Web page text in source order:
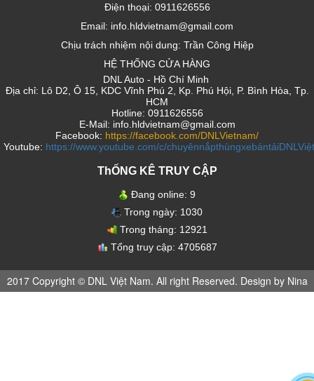
Điện thoại: 0911626556
Email: info.hldvietnam@gmail.com
Chịu trách nhiệm nội dung: Trần Công Hiệp
HỆ THỐNG CỬA HÀNG
DNL Auto - Hồ Chí Minh
Địa chỉ: Lô D2, Ô 15, KDC Vĩnh Phú 2, Kp. Phú Hội, P. Bình Hòa, Tp.
HCM
Hotline: 0911626556
E-Mail: info.hldvietnam@gmail.com
Facebook: https://facebook.com/DNLVietnam/
Youtube: https://www.youtube.com/c/
ThỐNG KÊ TRUY CẬP
Đang online: 9
Trong ngày: 1030
Trong tháng: 12921
Tổng truy cập: 4705687
2017 Copyright © DNL Việt Nam. All right Reserved. Design by Nina